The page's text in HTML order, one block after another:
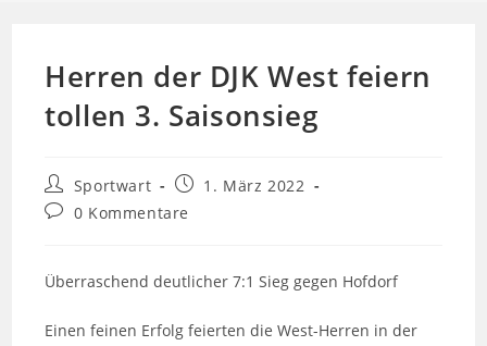
Herren der DJK West feiern
tollen 3. Saisonsieg
Beitrags-
Autor:
Sportwart
Beitrag1. März 2022
Beitrags-
0 Kommentare
Überraschend deutlicher 7:1 Sieg gegen Hofdorf
Einen feinen Erfolg feierten die West-Herren in der